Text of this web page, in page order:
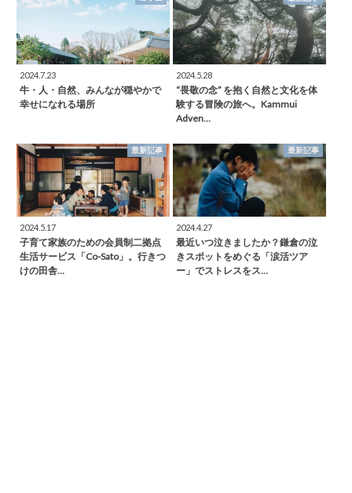
2024.7.23
牛・人・自然、みんなが穏やかで
幸せになれる場所
2024.5.28
“畏敬の念” を抱く自然と文化を体
験する冒険の旅へ。Kammui
Adven…
最新記事
2024.5.17
子育て家族のための会員制二拠点
生活サービス「Co-Sato」。行きつ
けの田舎…
最新記事
2024.4.27
最近いつ泣きましたか？鎌倉の泣
きスポットをめぐる「涙活ツア
ー」でストレスをス…